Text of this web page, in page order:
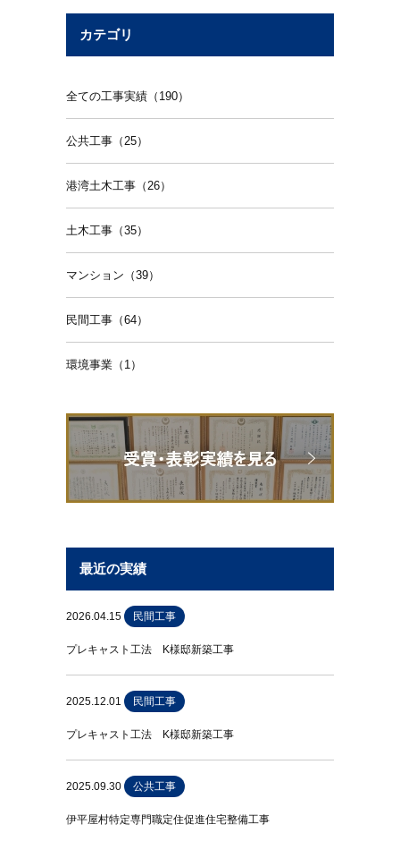
カテゴリ
全ての工事実績（190）
公共工事（25）
港湾土木工事（26）
土木工事（35）
マンション（39）
民間工事（64）
環境事業（1）
最近の実績
2026.04.15 民間工事
プレキャスト工法 K様邸新築工事
2025.12.01 民間工事
プレキャスト工法 K様邸新築工事
2025.09.30 公共工事
伊平屋村特定専門職定住促進住宅整備工事